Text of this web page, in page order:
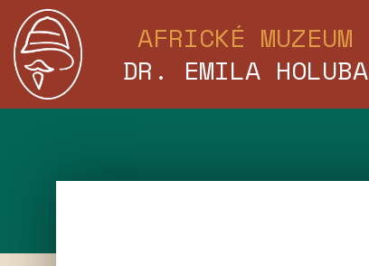
AFRICKÉ MUZEUM
DR. EMILA HOLUBA